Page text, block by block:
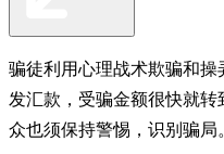
骗徒利用心理战术欺骗和
发汇款，受骗金额很快就
众也须保持警惕，识别骗局